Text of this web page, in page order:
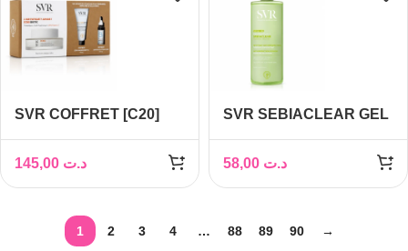
SVR COFFRET [C20]
REGENERANTE ECLAT
50ML+[COLLAGEN]
AMPOULE HYDRA
د.ت
SVR SEBIACLEAR GEL
د.ت
1 2 3 4 … 88 89 90 →